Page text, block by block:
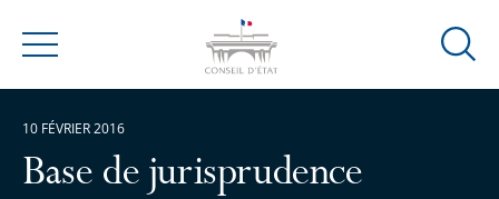
Menu
Ouvrir
Base de jurisprudence
10 FÉVRIER 2016